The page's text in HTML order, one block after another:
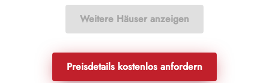
Weitere Häuser anzeigen
Preisdetails kostenlos anfordern